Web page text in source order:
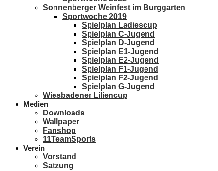
Sonnenberger Weinfest im Burggarten
Sportwoche 2019
Spielplan Ladiescup
Spielplan C-Jugend
Spielplan D-Jugend
Spielplan E1-Jugend
Spielplan E2-Jugend
Spielplan F1-Jugend
Spielplan F2-Jugend
Spielplan G-Jugend
Wiesbadener Liliencup
Medien
Downloads
Wallpaper
Fanshop
11TeamSports
Verein
Vorstand
Satzung